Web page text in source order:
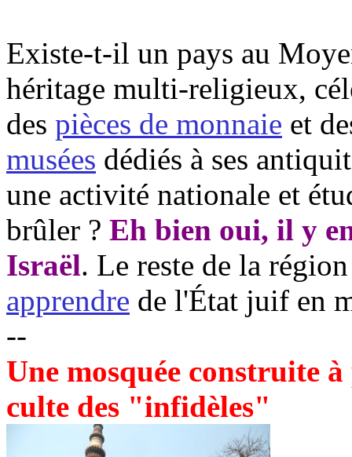
Existe-t-il un pays au
héritage multi-religieux,
des pièces de monnaie et
musées dédiés à ses
une activité nationale et
brûler ? Eh bien oui, il y
Israël. Le reste de la
apprendre de l'État juif en
--
Une mosquée construite
culte des "infidèles"